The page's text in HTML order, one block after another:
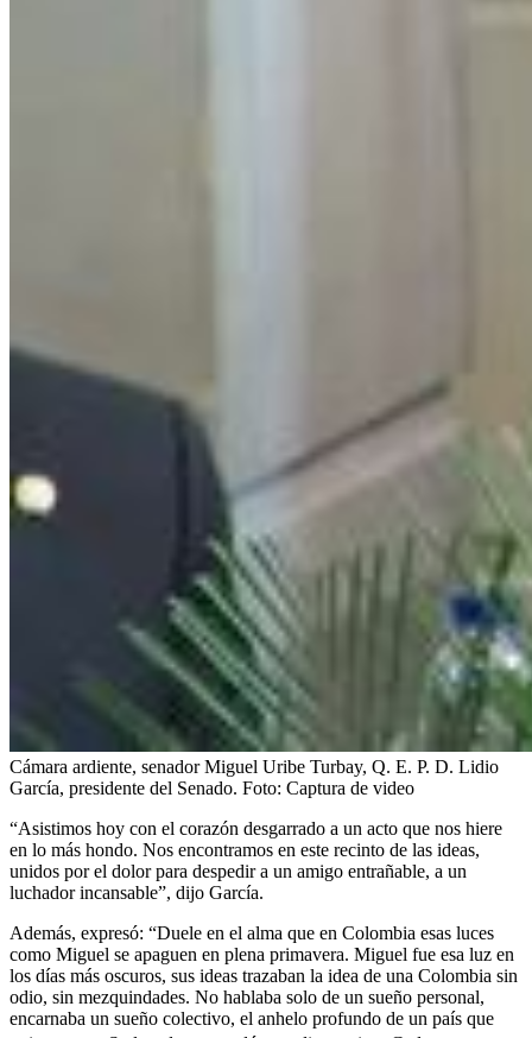
Cámara ardiente, senador Miguel Uribe Turbay, Q. E. P. D. Lidio
García, presidente del Senado. Foto: Captura de video
“Asistimos hoy con el corazón desgarrado a un acto que nos hiere
en lo más hondo. Nos encontramos en este recinto de las ideas,
unidos por el dolor para despedir a un amigo entrañable, a un
luchador incansable”, dijo García.
Además, expresó: “Duele en el alma que en Colombia esas luces
como Miguel se apaguen en plena primavera. Miguel fue esa luz en
los días más oscuros, sus ideas trazaban la idea de una Colombia sin
odio, sin mezquindades. No hablaba solo de un sueño personal,
encarnaba un sueño colectivo, el anhelo profundo de un país que